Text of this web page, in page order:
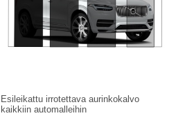
Esileikattu irrotettava aurinkokalvo
kaikkiin automalleihin